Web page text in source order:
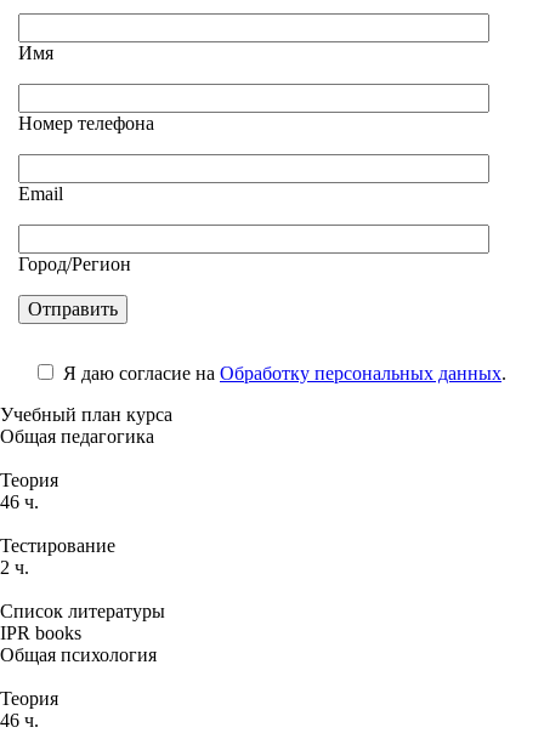
Имя
Номер телефона
Email
Город/Регион
Я даю согласие на Обработку персональных данных.
Учебный план курса
Общая педагогика
Теория
46 ч.
Тестирование
2 ч.
Список литературы
IPR books
Общая психология
Теория
46 ч.